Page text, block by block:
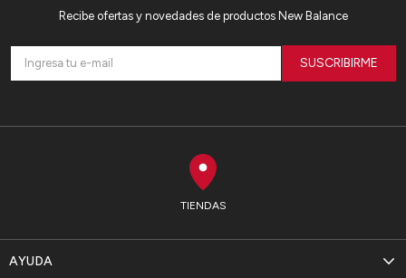
TIENDAS
AYUDA
Recibe ofertas y novedades de productos New Balance
SUSCRIBIRME